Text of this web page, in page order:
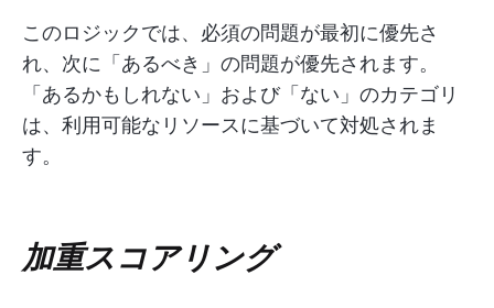
このロジックでは、必須の問題が最初に優先さ
れ、次に「あるべき」の問題が優先されます。
「あるかもしれない」および「ない」のカテゴリ
は、利用可能なリソースに基づいて対処されま
す。
加重スコアリング